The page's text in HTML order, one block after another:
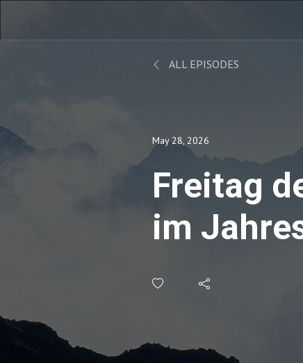
ALL EPISODES
May 28, 2026
Freitag
im